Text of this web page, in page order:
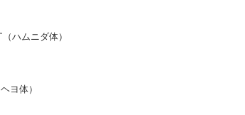
（ハムニダ体）
ヘヨ体）